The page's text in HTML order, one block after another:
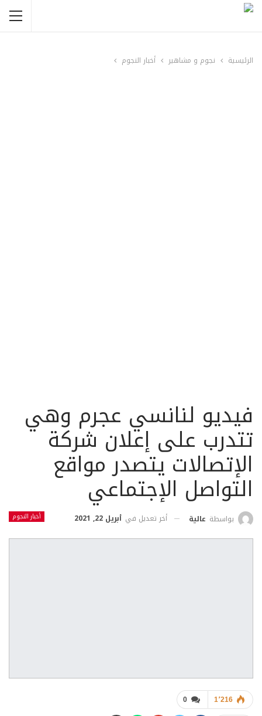
الرئيسية نجوم و مشاهير أخبار النجوم
فيديو لنانسي عجرم وهي
تتدرب على إعلان شركة
الإتصالات يتصدر مواقع
التواصل الإجتماعي
أخبار النجوم بواسطة عالية أخر تعديل في أبريل 22, 2021
0 1٬216